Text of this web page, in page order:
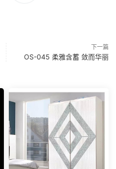
下一篇
OS-045 柔雅含蓄 敛而华丽